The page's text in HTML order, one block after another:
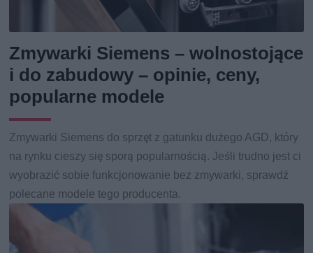
Zmywarki Siemens – wolnostojące
i do zabudowy – opinie, ceny,
popularne modele
Zmywarki Siemens do sprzęt z gatunku dużego AGD, który
na rynku cieszy się sporą popularnością. Jeśli trudno jest ci
wyobrazić sobie funkcjonowanie bez zmywarki, sprawdź
polecane modele tego producenta.